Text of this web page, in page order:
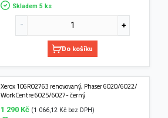
Skladem 5 ks
Do košíku
Xerox 106R02763 renovovaný, Phaser 6020/6022/
WorkCentre 6025/6027- černý
1 290 Kč (1 066,12 Kč bez DPH)